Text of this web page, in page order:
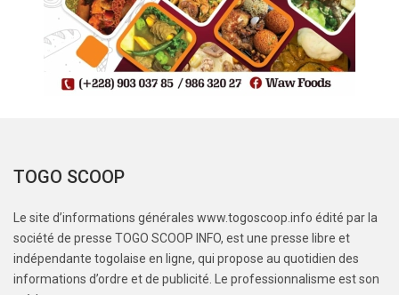
TOGO SCOOP
Le site d’informations générales www.togoscoop.info édité par la
société de presse TOGO SCOOP INFO, est une presse libre et
indépendante togolaise en ligne, qui propose au quotidien des
informations d’ordre et de publicité. Le professionnalisme est son